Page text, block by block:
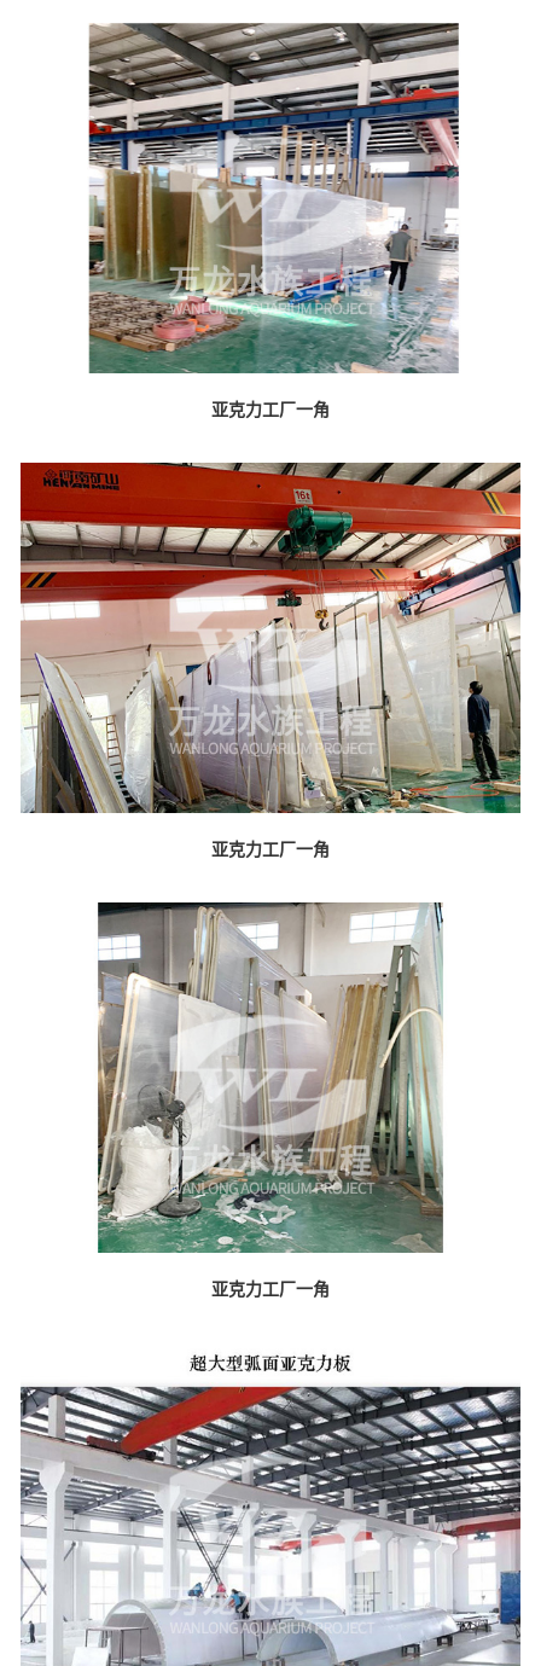
亚克力工厂一角
亚克力工厂一角
亚克力工厂一角